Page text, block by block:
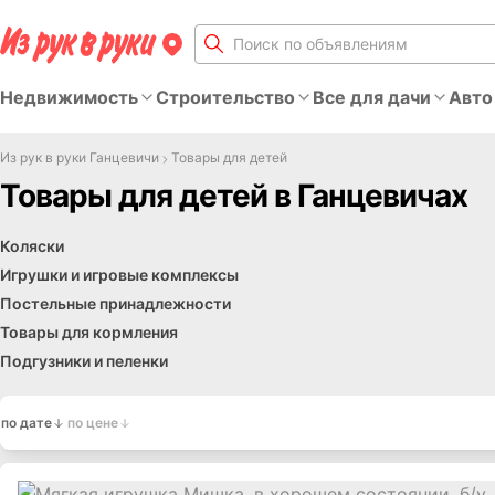
Недвижимость Строительство Все для дачи
Из рук в руки Ганцевичи Товары для детей
Товары для детей в Ганцевичах
Коляски
Игрушки и игровые комплексы
Постельные принадлежности
Товары для кормления
Подгузники и пеленки
Радио- и видеоняни
Рюкзаки, сумки-кенгуру, переноски
Спрос
Прокат
Товары для школы. Другое
по дате по цене